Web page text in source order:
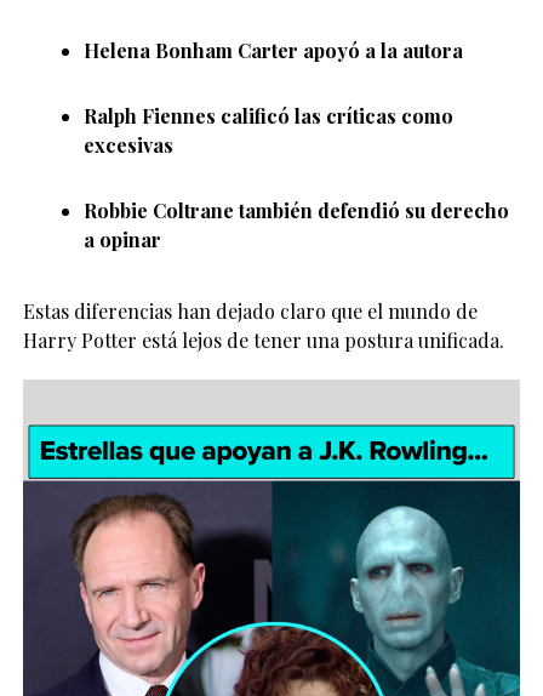
Helena Bonham Carter apoyó a la autora
Ralph Fiennes calificó las críticas como
excesivas
Robbie Coltranetambién defendió su derecho
a opinar
Estas diferencias han dejado claro que el mundo de
Harry Potter está lejos de tener una postura unificada.